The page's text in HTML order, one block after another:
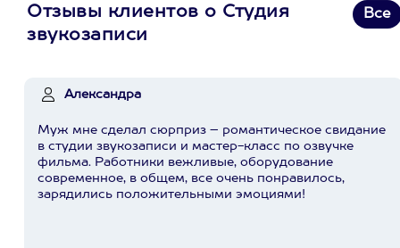
Отзывы клиентов о Студия
звукозаписи
Все
Александра
Муж мне сделал сюрприз – романтическое свидание
в студии звукозаписи и мастер-класс по озвучке
фильма. Работники вежливые, оборудование
современное, в общем, все очень понравилось,
зарядились положительными эмоциями!